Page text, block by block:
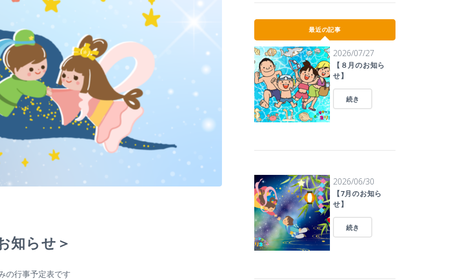
知らせ＞
の行事予定表です
最近の記事
2026/07/27
【８月のお知ら
せ】
続き
2026/06/30
【7月のお知ら
せ】
続き